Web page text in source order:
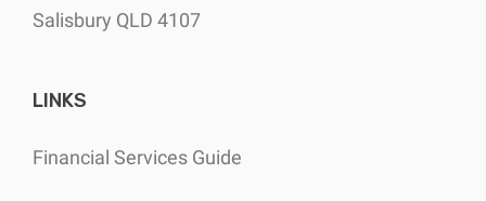
Salisbury QLD 4107
LINKS
Financial Services Guide